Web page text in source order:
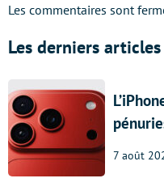
Les commentaires sont
Les derniers articles
7 août